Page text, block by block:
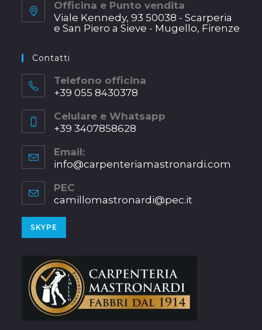
in
a
new
Officina e Punto vendita
Viale Kennedy, 93 50038 - Scarperia
e San Piero a Sieve - Mugello, Firenze
new
tab
Contatti
Telefono officina
+39 055 8430378
in
your
Celulare e Whatsapp
+39 3407858628
in
your
Email:
info@carpenteriamastronardi.com
PEC
camillomastronardi@pec.it
SKYPE
in
application